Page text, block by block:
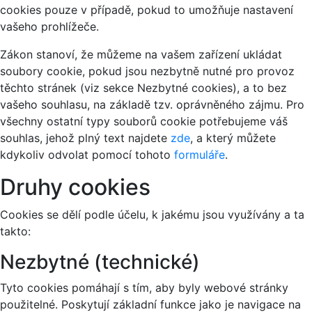
cookies pouze v případě, pokud to umožňuje nastavení
vašeho prohlížeče.
Zákon stanoví, že můžeme na vašem zařízení ukládat
soubory cookie, pokud jsou nezbytně nutné pro provoz
těchto stránek (viz sekce Nezbytné cookies), a to bez
vašeho souhlasu, na základě tzv. oprávněného zájmu. Pro
všechny ostatní typy souborů cookie potřebujeme váš
souhlas, jehož plný text najdete zde, a který můžete
kdykoliv odvolat pomocí tohoto formuláře.
Druhy cookies
Cookies se dělí podle účelu, k jakému jsou využívány a ta
takto:
Nezbytné (technické)
Tyto cookies pomáhají s tím, aby byly webové stránky
použitelné. Poskytují základní funkce jako je navigace na